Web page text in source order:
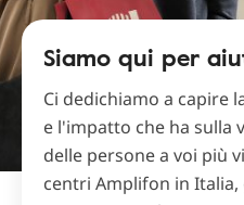
Siamo qui per
Ci dedichiamo a capire
e l'impatto che ha sulla
delle persone a voi più
centri Amplifon in